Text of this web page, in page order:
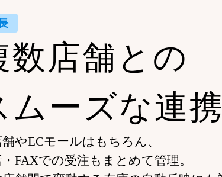
モバイルアプリ
複数店舗との連携
数店舗との
ムーズな連携
やECモールはもちろん、
・FAXでの受注もまとめて管理。